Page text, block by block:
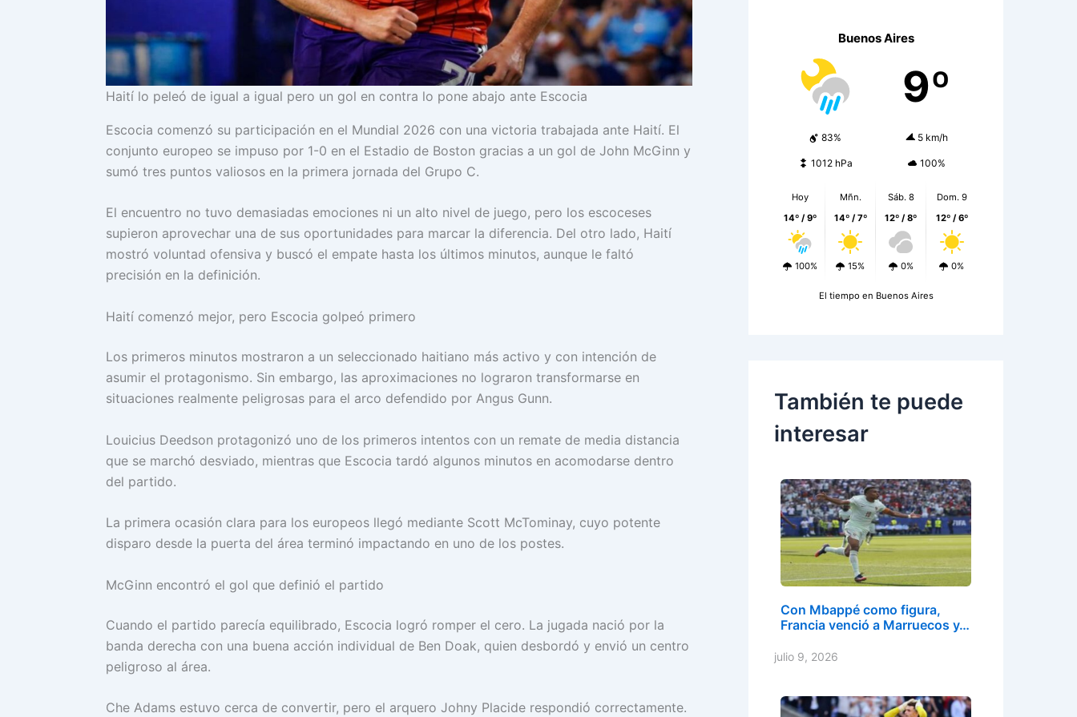
Haití lo peleó de igual a igual pero un gol en contra lo pone abajo ante Escocia
Escocia comenzó su participación en el Mundial 2026 con una victoria trabajada ante Haití. El
conjunto europeo se impuso por 1-0 en el Estadio de Boston gracias a un gol de John McGinn y
sumó tres puntos valiosos en la primera jornada del Grupo C.
El encuentro no tuvo demasiadas emociones ni un alto nivel de juego, pero los escoceses
supieron aprovechar una de sus oportunidades para marcar la diferencia. Del otro lado, Haití
mostró voluntad ofensiva y buscó el empate hasta los últimos minutos, aunque le faltó
precisión en la definición.
Haití comenzó mejor, pero Escocia golpeó primero
Los primeros minutos mostraron a un seleccionado haitiano más activo y con intención de
asumir el protagonismo. Sin embargo, las aproximaciones no lograron transformarse en
situaciones realmente peligrosas para el arco defendido por Angus Gunn.
Louicius Deedson protagonizó uno de los primeros intentos con un remate de media distancia
que se marchó desviado, mientras que Escocia tardó algunos minutos en acomodarse dentro
del partido.
La primera ocasión clara para los europeos llegó mediante Scott McTominay, cuyo potente
disparo desde la puerta del área terminó impactando en uno de los postes.
McGinn encontró el gol que definió el partido
Cuando el partido parecía equilibrado, Escocia logró romper el cero. La jugada nació por la
banda derecha con una buena acción individual de Ben Doak, quien desbordó y envió un centro
peligroso al área.
Che Adams estuvo cerca de convertir, pero el arquero Johny Placide respondió correctamente.
Buenos Aires
9º
83% 5 km/h
1012 hPa 100%
Hoy
14º / 9º
100%
Mñn.
14º / 7º
15%
Sáb. 8
12º / 8º
0%
Dom. 9
12º / 6º
0%
El tiempo en Buenos Aires
También te puede
interesar
Con Mbappé como figura,
Francia venció a Marruecos y…
julio 9, 2026